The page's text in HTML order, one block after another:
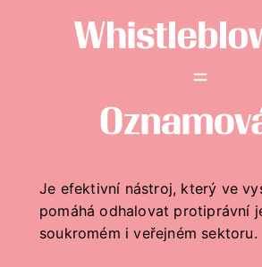
Je efektivní nástroj, který ve
pomáhá odhalovat protiprávní
soukromém i veřejném sektoru.